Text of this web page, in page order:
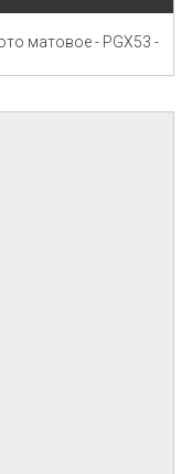
матовое - PGX53 -